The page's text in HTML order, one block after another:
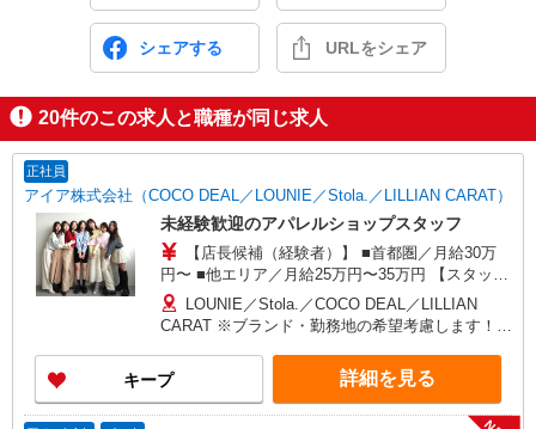
シェアする URLをシェア
20件のこの求人と職種が同じ求人
正社員
アイア株式会社（COCO DEAL／LOUNIE／Stola.／LILLIAN CARAT）
未経験歓迎のアパレルショップスタッフ
【店長候補（経験者）】 ■首都圏／月給30万
円〜 ■他エリア／月給25万円〜35万円 【スタッ
フ】 ■首都圏／月給24万3,800円〜40万円 ■大阪／
月給23万3,500円〜35万円 ■京都、兵庫、愛知、岐
阜、福岡／月給22万7,800円〜35万円 ■他エリア／
月給22万2,100円〜35万円 固定残業手当含む（1ヶ
月あたり20時間）※超過時は追加支給 首都圏エリ
ア：30,800円 大阪：29,500円 京都、兵庫、愛知、
LOUNIE／Stola.／COCO DEAL／LILLIAN
CARAT ※ブランド・勤務地の希望考慮します！※
道、宮城（仙台）、愛知、岐阜、大阪、兵庫、京
都、和歌山、岡山、広島、愛媛、福岡、長崎、宮
崎、熊本などの各店舗で募集しています。
キープ 詳細を見る